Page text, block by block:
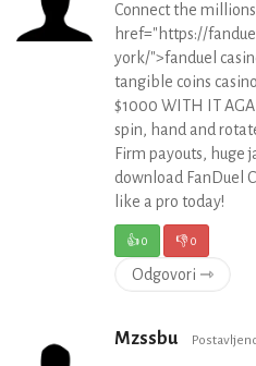
Connect the
href="https://
york/">fanduel
tangible coins
$1000 WITH IT
spin, hand and
Firm payouts, huge
download FanDuel
like a pro today!
👍0 👎0
Odgovori ⇾
Mzssbu